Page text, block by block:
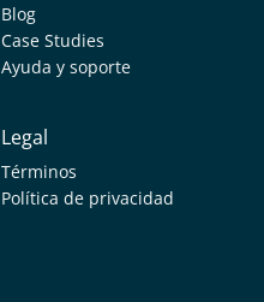
Blog
Case Studies
Ayuda y soporte
Legal
Términos
Política de privacidad